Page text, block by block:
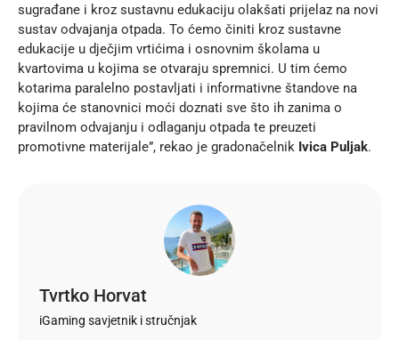
sugrađane i kroz sustavnu edukaciju olakšati prijelaz na novi
sustav odvajanja otpada. To ćemo činiti kroz sustavne
edukacije u dječjim vrtićima i osnovnim školama u
kvartovima u kojima se otvaraju spremnici. U tim ćemo
kotarima paralelno postavljati i informativne štandove na
kojima će stanovnici moći doznati sve što ih zanima o
pravilnom odvajanju i odlaganju otpada te preuzeti
promotivne materijale”, rekao je gradonačelnik Ivica Puljak.
Tvrtko Horvat
iGaming savjetnik i stručnjak